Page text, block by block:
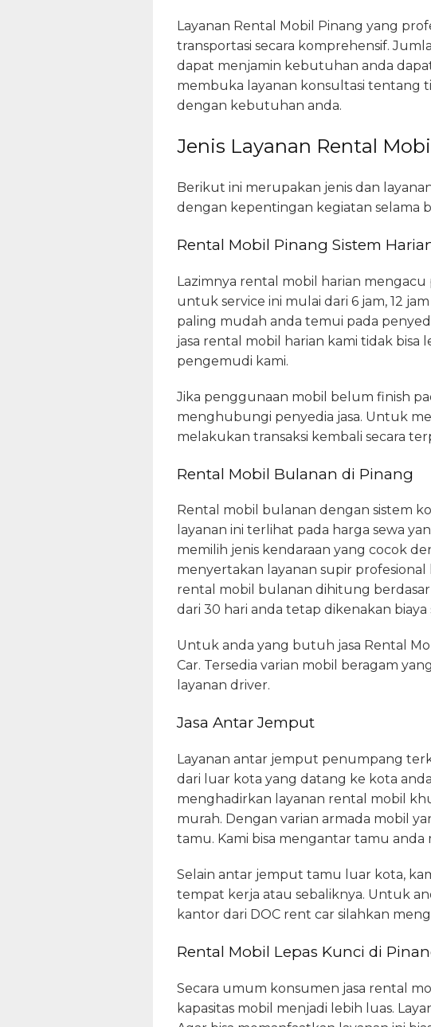
Layanan Rental Mobil Pinang yang
transportasi secara komprehensif.
dapat menjamin kebutuhan anda
membuka layanan konsultasi tentang
dengan kebutuhan anda.
Jenis Layanan Rental
Berikut ini merupakan jenis dan
dengan kepentingan kegiatan selama
Rental Mobil Pinang Sistem
Lazimnya rental mobil harian
untuk service ini mulai dari 6 jam, 12
paling mudah anda temui pada
jasa rental mobil harian kami tidak
pengemudi kami.
Jika penggunaan mobil belum finish
menghubungi penyedia jasa. Untuk
melakukan transaksi kembali secara
Rental Mobil Bulanan di Pinang
Rental mobil bulanan dengan sistem
layanan ini terlihat pada harga sewa
memilih jenis kendaraan yang cocok
menyertakan layanan supir
rental mobil bulanan dihitung
dari 30 hari anda tetap dikenakan
Untuk anda yang butuh jasa Rental
Car. Tersedia varian mobil beragam
layanan driver.
Jasa Antar Jemput
Layanan antar jemput penumpang
dari luar kota yang datang ke kota
menghadirkan layanan rental mobil
murah. Dengan varian armada mobil
tamu. Kami bisa mengantar tamu
Selain antar jemput tamu luar kota,
tempat kerja atau sebaliknya. Untuk
kantor dari DOC rent car silahkan
Rental Mobil Lepas Kunci di
Secara umum konsumen jasa rental
kapasitas mobil menjadi lebih luas.